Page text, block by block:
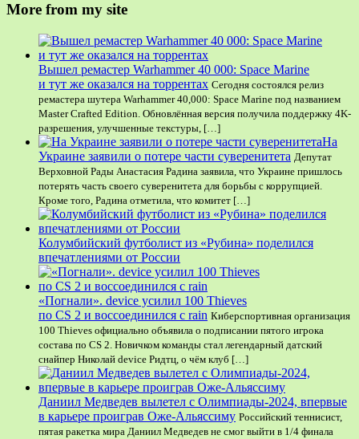
More from my site
Вышел ремастер Warhammer 40 000: Space Marine
и тут же оказался на торрентах Сегодня состоялся релиз
ремастера шутера Warhammer 40,000: Space Marine под названием
Master Crafted Edition. Обновлённая версия получила поддержку 4K-
разрешения, улучшенные текстуры, […]
На
Украине заявили о потере части суверенитета Депутат
Верховной Рады Анастасия Радина заявила, что Украине пришлось
потерять часть своего суверенитета для борьбы с коррупцией.
Кроме того, Радина отметила, что комитет […]
Колумбийский футболист из «Рубина» поделился
впечатлениями от России
«Погнали». device усилил 100 Thieves
по CS 2 и воссоединился с rain Киберспортивная организация
100 Thieves официально объявила о подписании пятого игрока
состава по CS 2. Новичком команды стал легендарный датский
снайпер Николай device Ридтц, о чём клуб […]
Даниил Медведев вылетел с Олимпиады-2024, впервые
в карьере проиграв Оже-Альяссиму Российский теннисист,
пятая ракетка мира Даниил Медведев не смог выйти в 1/4 финала